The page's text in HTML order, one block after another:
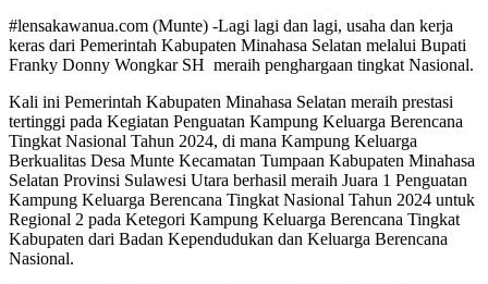
#lensakawanua.com (Munte) -Lagi lagi dan lagi, usaha dan kerja
keras dari Pemerintah Kabupaten Minahasa Selatan melalui Bupati
Franky Donny Wongkar SH meraih penghargaan tingkat Nasional.
Kali ini Pemerintah Kabupaten Minahasa Selatan meraih prestasi
tertinggi pada Kegiatan Penguatan Kampung Keluarga Berencana
Tingkat Nasional Tahun 2024, di mana Kampung Keluarga
Berkualitas Desa Munte Kecamatan Tumpaan Kabupaten Minahasa
Selatan Provinsi Sulawesi Utara berhasil meraih Juara 1 Penguatan
Kampung Keluarga Berencana Tingkat Nasional Tahun 2024 untuk
Regional 2 pada Ketegori Kampung Keluarga Berencana Tingkat
Kabupaten dari Badan Kependudukan dan Keluarga Berencana
Nasional.